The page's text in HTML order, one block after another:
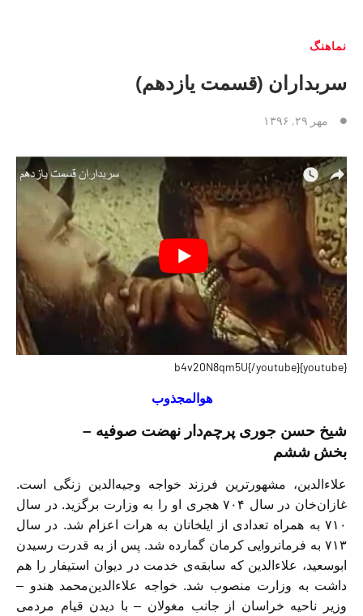
نماهنگ
سربداران (قسمت یازدهم)
مهر ۲۹, ۱۳۹۶
{youtube}b4v20N8qm5U{/youtube}
هوالمجذوب
شیخ حسن جوری پرچم‌دار نهضت صوفیه –
بخش ششم
علاءالدین، مشهورترین فرزند خواجه وجیه‌الدین زنگی است.
غازان‌خان در سال ۷۰۴ هجری او را به وزارت برگزید. در سال
۷۱۰ به همراه تعدادی از ایلخانان به هرات اعزام شد. در سال
۷۱۳ به فرمانروایی کرمان گمارده شد. پس از به قدرت رسیدن
ابوسعید، علاءالدین که سابقه‌ی خدمت در دیوان استیفار را هم
داشت به وزارت منصوب شد. خواجه علاءالدین‌محمد هندو –
وزیر ناحیه خراسان از جانب مغولان – با دیدن قیام مردمی